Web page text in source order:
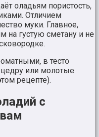
оладьям пористость,
Отличием
муки. Главное,
на густую сметану и не
в тесто
или молотые
рецепте).
с